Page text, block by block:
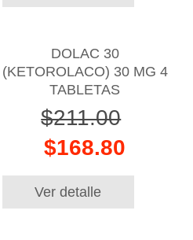
DOLAC 30
(KETOROLACO) 30 MG 4
TABLETAS
$211.00
$168.80
Ver detalle